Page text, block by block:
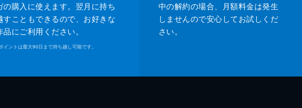
の購入に使えます。翌月に持ち
すこともできるので、お好きな
品にご利用ください。
イントは最大90日まで持ち越し可能です。
中の解約の場合、月額料金は発生
しませんので安心してお試しくだ
さい。